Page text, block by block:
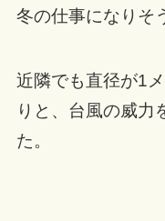
冬の仕事になりそ
近隣でも直径が1
りと、台風の威力
た。